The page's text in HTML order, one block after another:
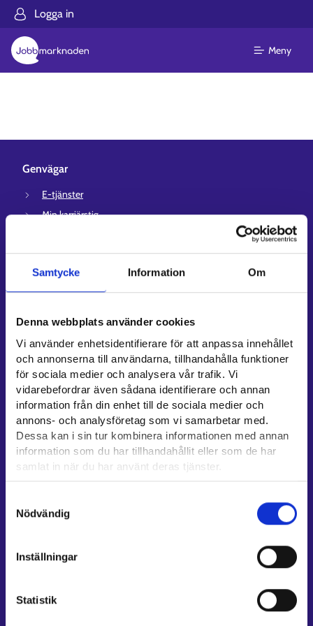
Samtycke Information Om
Denna webbplats använder cookies
Vi använder enhetsidentifierare för att anpassa innehållet
och annonserna till användarna, tillhandahålla funktioner
för sociala medier och analysera vår trafik. Vi
vidarebefordrar även sådana identifierare och annan
information från din enhet till de sociala medier och
annons- och analysföretag som vi samarbetar med.
Dessa kan i sin tur kombinera informationen med annan
information som du har tillhandahållit eller som de har
samlat in när du har använt deras tjänster.
Cookies
Nödvändig
Inställningar
Statistik
Logga in
Meny
Genvägar
E-tjänster
Min karriärstig
Lediga arbetsplatser
Information och aktuellt på andra språk
Kontaktuppgifter till sysselsättningsområden
Stöd för e-tjänster
Information om utkomstskydd för arbetslösa
Rådgivningstjänster för arbetsgivare och företagare
Anvisningar för avsnitten E-tjänster och Min karriärstig
Stöd och respons
Mer information
Arbets- och näringsministeriet⁠
Kompetensstigen⁠